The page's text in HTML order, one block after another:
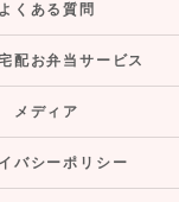
よくある質問
配お弁当サービス
メディア
バシーポリシー